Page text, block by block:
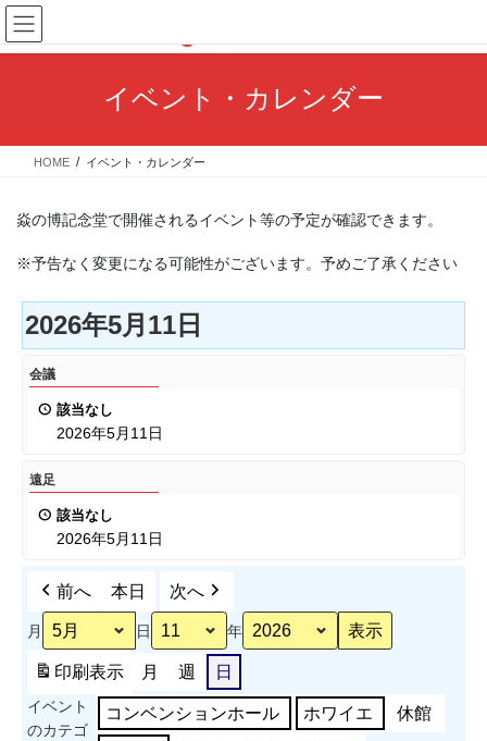
コ
ン
テ
ス
ナ
ビ
ゲ
ン
イベント・カレンダー
HOME イベント・カレンダー
焱の博記念堂で開催されるイベント等の予定が確認できます。
※予告なく変更になる可能性がございます。予めご了承ください
2026年5月11日
会
議
会議
該当なし
2026年5月11日
遠
足
遠足
該当なし
2026年5月11日
前へ 本日 次へ
月 日 年
印刷表示 月 週 日
イベント
のカテゴ
コンベンションホール ホワイエ 休館